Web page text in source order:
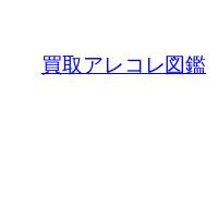
買取アレコレ図鑑